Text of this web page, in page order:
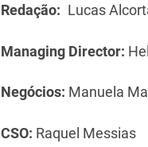
Redação: Lucas
Managing Director:
Negócios: Manuela
CSO: Raquel Messias